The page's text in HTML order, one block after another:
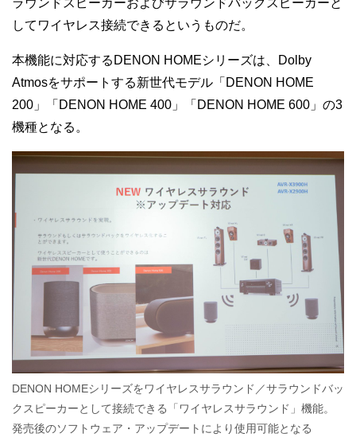
してワイヤレス接続できるというものだ。
本機能に対応するDENON HOMEシリーズは、Dolby
Atmosをサポートする新世代モデル「DENON HOME
200」「DENON HOME 400」「DENON HOME 600」の3
機種となる。
DENON HOMEシリーズをワイヤレスサラウンド／サラウンドバッ
クスピーカーとして接続できる「ワイヤレスサラウンド」機能。
発売後のソフトウェア・アップデートにより使用可能となる